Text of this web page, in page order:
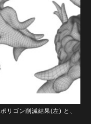
リゴン削減結果(左) と、